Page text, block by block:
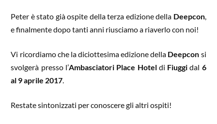
Peter è stato già ospite della terza edizione della Deepcon,
e finalmente dopo tanti anni riusciamo a riaverlo con noi!
Vi ricordiamo che la diciottesima edizione della Deepcon si
svolgerà presso l’Ambasciatori Place Hoteldi Fiuggi dal 6
al 9 aprile 2017.
Restate sintonizzati per conoscere gli altri ospiti!